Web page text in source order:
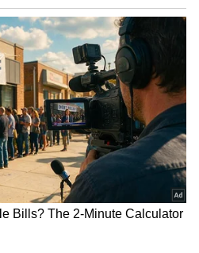
ಶ್ರೀ ರಾಜಶೇಖರಾನಂದ
ಹಸು ಯಾಕೆ
ಪಶುಸಂಗೋಪನಾ ಸಚಿವ
ಸಂತರು ಹಾಗೂ ಇಡೀ
ಎಂದರು.